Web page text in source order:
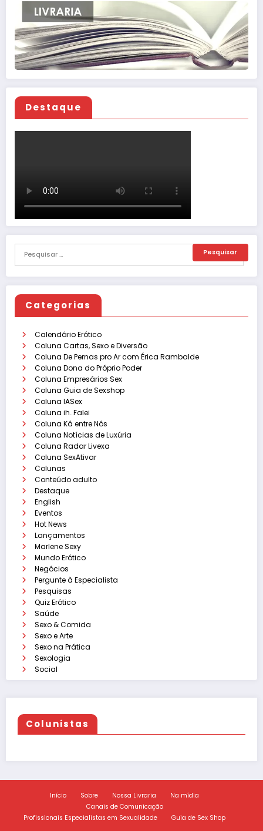
Destaque
Categorias
Calendário Erótico
Coluna Cartas, Sexo e Diversão
Coluna De Pernas pro Ar com Érica Rambalde
Coluna Dona do Próprio Poder
Coluna Empresários Sex
Coluna Guia de Sexshop
Coluna IASex
Coluna ih…Falei
Coluna Ká entre Nós
Coluna Notícias de Luxúria
Coluna Radar Livexa
Coluna SexAtivar
Colunas
Conteúdo adulto
Destaque
English
Eventos
Hot News
Lançamentos
Marlene Sexy
Mundo Erótico
Negócios
Pergunte à Especialista
Pesquisas
Quiz Erótico
Saúde
Sexo & Comida
Sexo e Arte
Sexo na Prática
Sexologia
Social
Colunistas
Início Sobre Nossa Livraria
Na mídia
Canais de Comunicação
Profissionais Especialistas em Sexualidade
Guia de Sex Shop